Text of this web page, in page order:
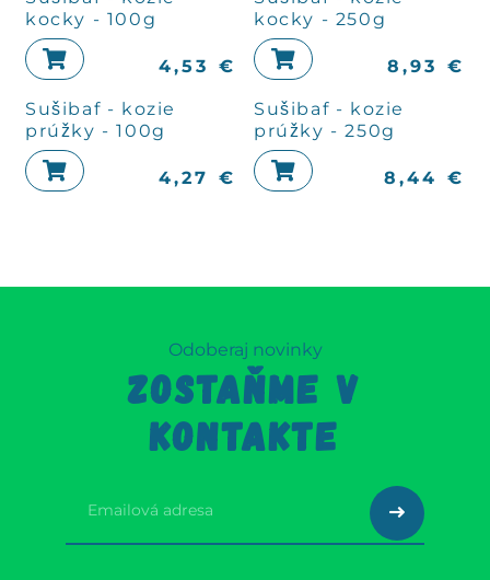
kocky - 100g
4,53 €
kocky - 250g
8,93 €
Sušibaf - kozie
prúžky - 100g
4,27 €
Sušibaf - kozie
prúžky - 250g
8,44 €
Odoberaj novinky
ZOSTAŇME V
KONTAKTE